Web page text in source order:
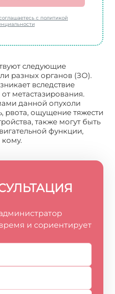
с политикой
следующие
разных органов (ЗО).
вследствие
метастазирования.
данной опухоли
рвота, ощущение тяжести
также могут быть
функции,
и сориентирует